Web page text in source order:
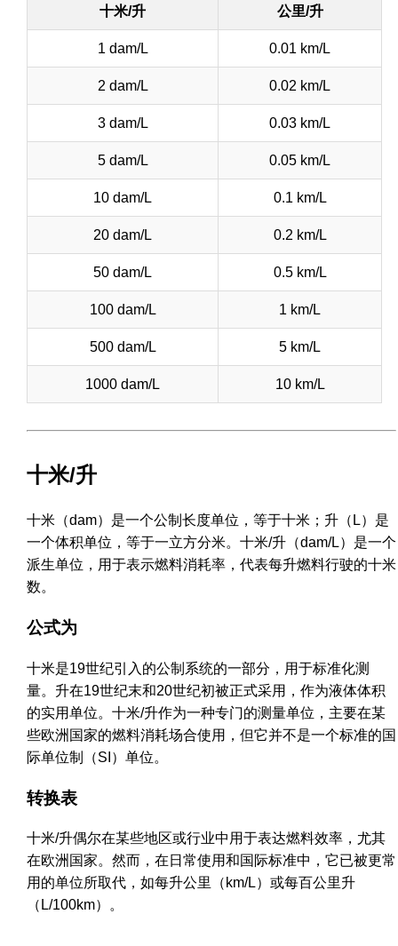
十米/升 公里/升
1 dam/L 0.01 km/L
2 dam/L 0.02 km/L
3 dam/L 0.03 km/L
5 dam/L 0.05 km/L
10 dam/L 0.1 km/L
20 dam/L 0.2 km/L
50 dam/L 0.5 km/L
100 dam/L 1 km/L
500 dam/L 5 km/L
1000 dam/L 10 km/L
十米/升
十米（dam）是一个公制长度单位，等于十米；升（L）是
一个体积单位，等于一立方分米。十米/升（dam/L）是一个
派生单位，用于表示燃料消耗率，代表每升燃料行驶的十米
数。
公式为
十米是19世纪引入的公制系统的一部分，用于标准化测
量。升在19世纪末和20世纪初被正式采用，作为液体体积
的实用单位。十米/升作为一种专门的测量单位，主要在某
些欧洲国家的燃料消耗场合使用，但它并不是一个标准的国
际单位制（SI）单位。
转换表
十米/升偶尔在某些地区或行业中用于表达燃料效率，尤其
在欧洲国家。然而，在日常使用和国际标准中，它已被更常
用的单位所取代，如每升公里（km/L）或每百公里升
（L/100km）。